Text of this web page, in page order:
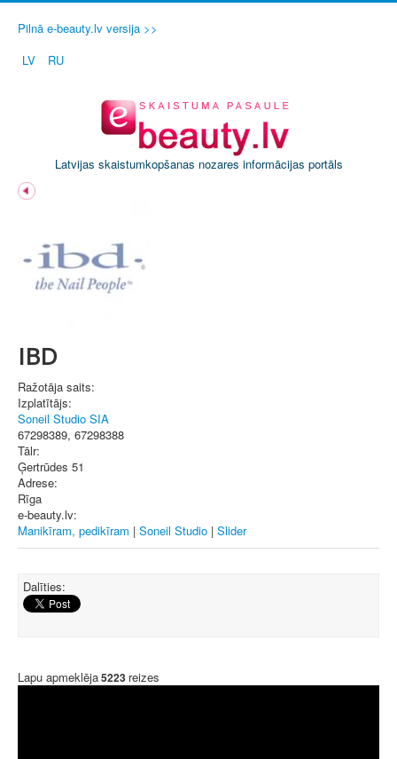
Pilnā e-beauty.lv versija >>
LV
RU
Latvijas skaistumkopšanas nozares informācijas portāls
IBD
Ražotāja saits:
Izplatītājs:
Soneil Studio SIA
67298389, 67298388
Tālr:
Ģertrūdes 51
Adrese:
Rīga
e-beauty.lv:
Manikīram, pedikīram | Soneil Studio | Slider
Dalīties:
Lapu apmeklēja5223 reizes